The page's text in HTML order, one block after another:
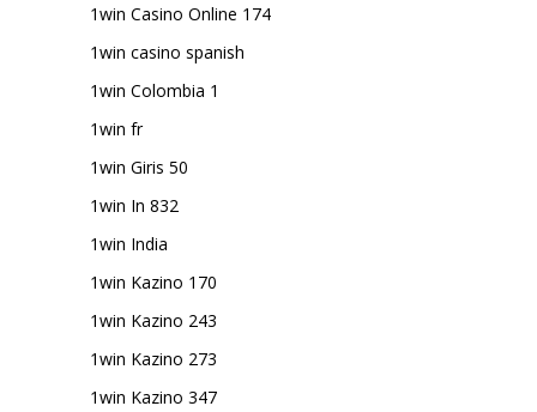
1win Casino Online 174
1win casino spanish
1win Colombia 1
1win fr
1win Giris 50
1win In 832
1win India
1win Kazino 170
1win Kazino 243
1win Kazino 273
1win Kazino 347